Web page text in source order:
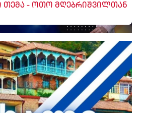
თემა - ოთო მღებრიშვილთან